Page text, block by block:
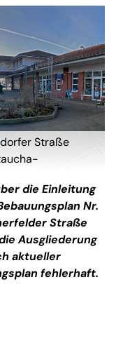
Straße
die Einleitung
Nr.
Straße
Ausgliederung
aktueller
fehlerhaft.